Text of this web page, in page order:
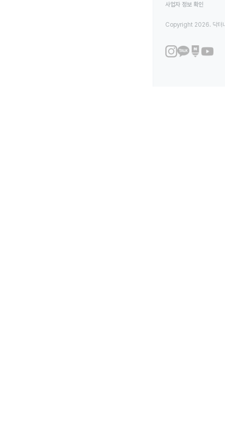
사업자 정보 확인
Copyright 2026. 닥터